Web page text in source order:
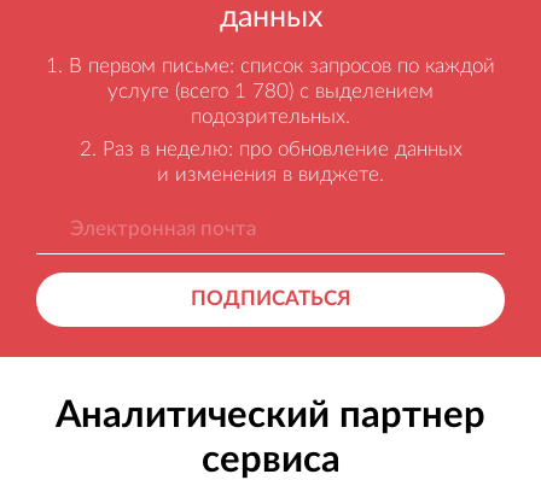
данных
В первом письме: список запросов по каждой
услуге (всего 1 780) с выделением
подозрительных.
Раз в неделю: про обновление данных
и изменения в виджете.
ПОДПИСАТЬСЯ
Аналитический партнер
сервиса